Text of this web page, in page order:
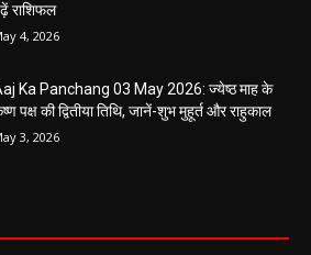
राशिफल
4, 2026
Ka Panchang 03 May 2026: ज्येष्ठ माह के
पक्ष की द्वितीया तिथि, जानें-शुभ मुहूर्त और राहुकाल
3, 2026